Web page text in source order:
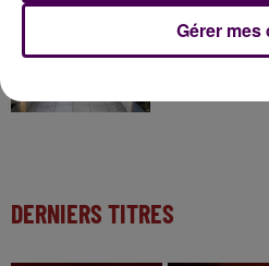
Deux rixes en
la fermeture
DERNIERS TITRES
Gérer mes